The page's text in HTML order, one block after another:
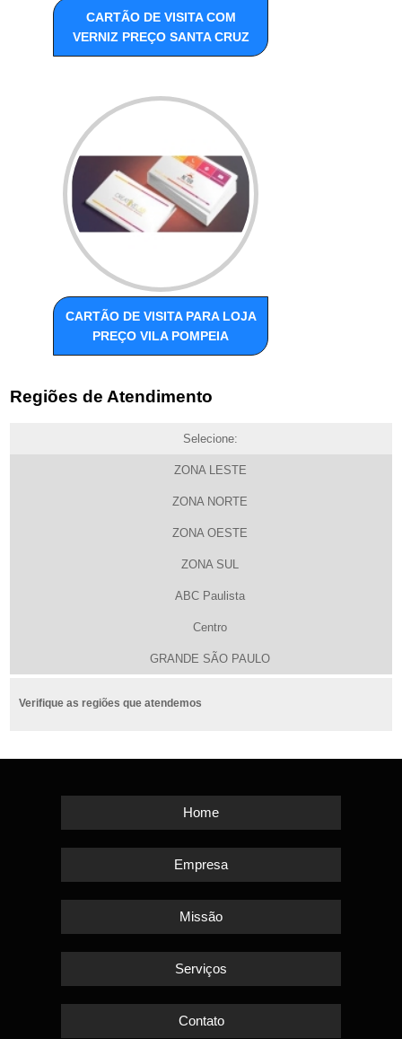
CARTÃO DE VISITA COM
VERNIZ PREÇO SANTA CRUZ
CARTÃO DE VISITA PARA LOJA
PREÇO VILA POMPEIA
Regiões de Atendimento
Selecione:
ZONA LESTE
ZONA NORTE
ZONA OESTE
ZONA SUL
ABC Paulista
Centro
GRANDE SÃO PAULO
Verifique as regiões que atendemos
Home
Empresa
Missão
Serviços
Contato